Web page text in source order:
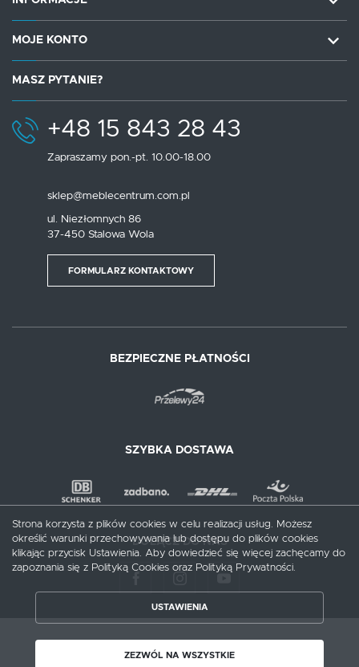
MOJE KONTO
MASZ PYTANIE?
+48 15 843 28 43
Zapraszamy pon.-pt. 10.00-18.00
sklep@meblecentrum.com.pl
ul. Niezłomnych 86
37-450 Stalowa Wola
FORMULARZ KONTAKTOWY
BEZPIECZNE PŁATNOŚCI
SZYBKA DOSTAWA
DOŁĄCZ DO NAS
Copyright by meblecentrum.com.pl
Strona korzysta z plików cookies w celu realizacji usług. Możesz
określić warunki przechowywania lub dostępu do plików cookies
klikając przycisk Ustawienia. Aby dowiedzieć się więcej zachęcamy do
zapoznania się z Polityką Cookies oraz Polityką Prywatności.
USTAWIENIA
ZEZWÓL NA WSZYSTKIE
ZAPISZ WYBRANE